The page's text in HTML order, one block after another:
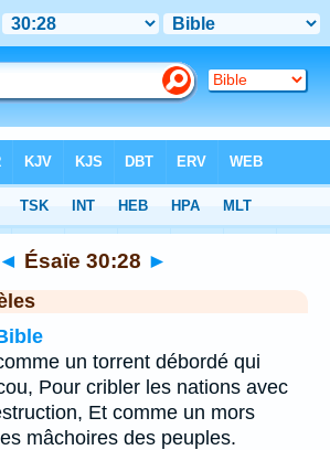
◄ Ésaïe 30:28 ►
un torrent débordé qui
Pour cribler les nations avec
Et comme un mors
mâchoires des peuples.